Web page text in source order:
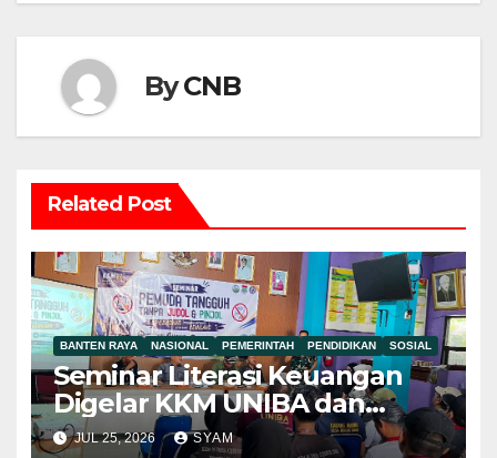
ByCNB
Related Post
BANTEN RAYA NASIONAL PEMERINTAH PENDIDIKAN SOSIAL
Seminar Literasi Keuangan
Digelar KKM UNIBA dan
Pemdes Mekar Baru,
JUL 25, 2026 SYAM